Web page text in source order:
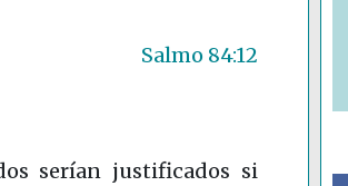
Salmo 84:12
serían justificados si